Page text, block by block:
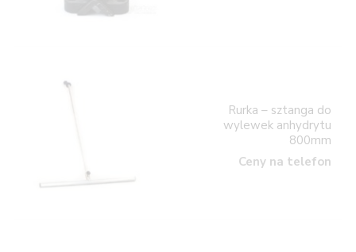
Rurka – sztanga do
wylewek anhydrytu
800mm
Ceny na telefon